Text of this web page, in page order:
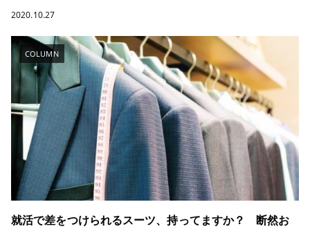
2020.10.27
COLUMN
就活で差をつけられるスーツ、持ってますか？ 断然お